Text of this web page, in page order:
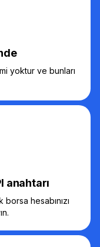
yoktur ve bunları
anahtarı
hesabınızı